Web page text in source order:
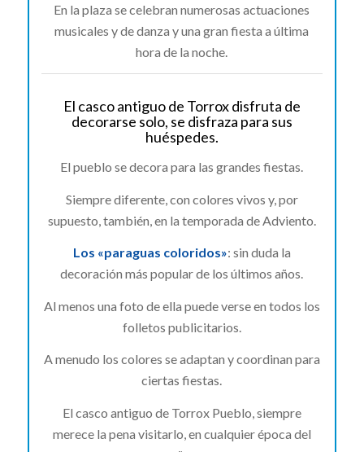
En la plaza se celebran numerosas actuaciones
musicales y de danza y una gran fiesta a última
hora de la noche.
El casco antiguo de Torrox disfruta de
decorarse solo, se disfraza para sus
huéspedes.
El pueblo se decora para las grandes fiestas.
Siempre diferente, con colores vivos y, por
supuesto, también, en la temporada de Adviento.
Los «paraguas coloridos»: sin duda la
decoración más popular de los últimos años.
Al menos una foto de ella puede verse en todos los
folletos publicitarios.
A menudo los colores se adaptan y coordinan para
ciertas fiestas.
El casco antiguo de Torrox Pueblo, siempre
merece la pena visitarlo, en cualquier época del